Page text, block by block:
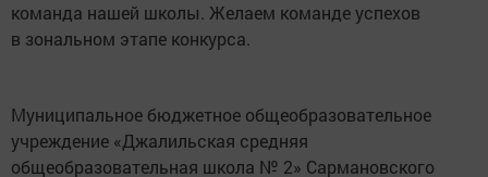
команда нашей школы. Желаем команде успехов
в зональном этапе конкурса.
Муниципальное бюджетное общеобразовательное
учреждение «Джалильская средняя
общеобразовательная школа № 2» Сармановского